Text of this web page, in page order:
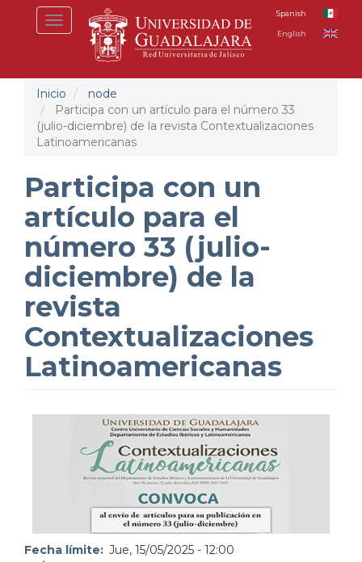
Toggle
navigation
Spanish
English
Inicio
node
Participa con un artículo para el número 33
(julio-diciembre) de la revista Contextualizaciones
Latinoamericanas
Participa con un
artículo para el
número 33 (julio-
diciembre) de la
revista
Contextualizaciones
Latinoamericanas
Fecha límite
Jue, 15/05/2025 - 12:00